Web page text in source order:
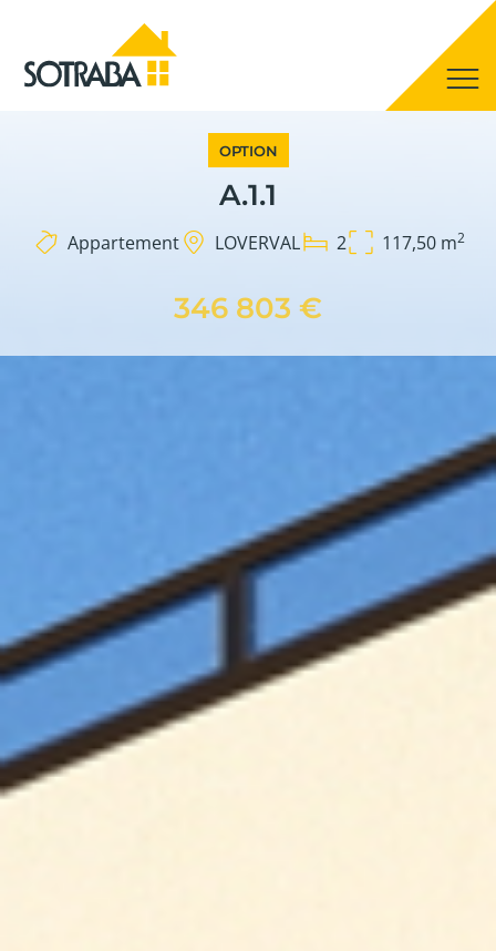
OPTION
A.1.1
Appartement LOVERVAL 2 117,50 m2
346 803 €